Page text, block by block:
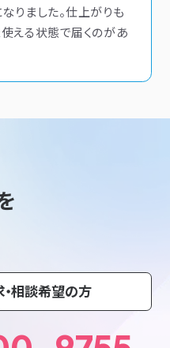
りました。仕上がりも
える状態で届くのがあ
・相談希望の方